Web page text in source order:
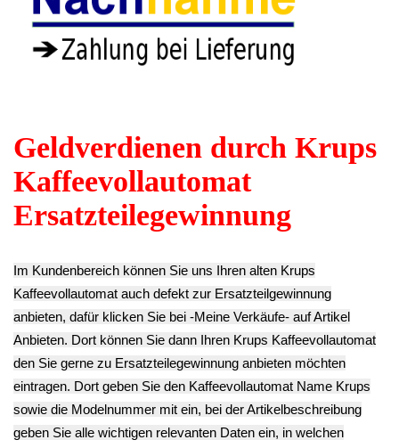
Schrauben Set Satz
Diverse Krups
EA829810 -3
Temperatur Fühler
Pumpe P89 110C
Krups EA829810
Gummi Füße Fuß
(1x) Krups
EA829810 -3
Boiler Kessel
EA829810 -3
54.90€
** Endkundenpreis
zzgl.Versand
Temperatur Fühler
Sicherung Boiler
12.90€
** Endkundenpreis
zzgl. Versand
Temperatur Fühler
Sicherung Boiler
12.90€
** Endkundenpreis
zzgl. Versand
Verteiler Pumpe
Brüheinheit
Krups EA829810